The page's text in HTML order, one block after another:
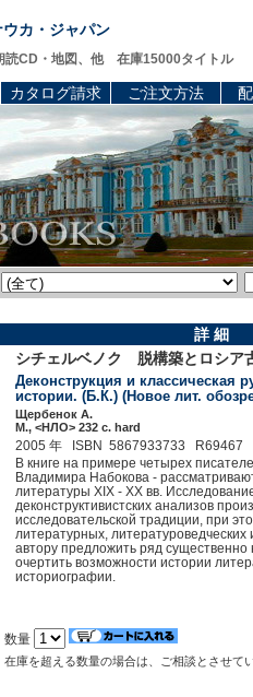
ウカ・ジャパン
読CD・地図、他 在庫15000タイトル
カタログ請求 ご注文方法
詳 細
シチェルベノク 脱構築とロシ
Деконструкция и классическая
истории. (Б.К.) (Новое лит.
Щербенок А.
М., <НЛО> 232 c. hard
2005 年 ISBN 5867933733 R69467
В книге на примере четырех
Владимира Набокова -
литературы XIX - XX вв.
деконструктивистских анализов
исследовательской традиции, при
литературных,
автору предложить ряд
очертить возможности истории
историографии.
数量
在庫を超える数量の場合は、ご相談とさせて